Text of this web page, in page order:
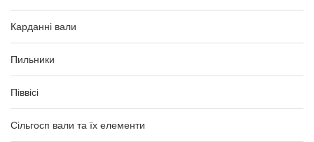
Карданні вали
Пильники
Піввісі
Сільгосп вали та їх елементи